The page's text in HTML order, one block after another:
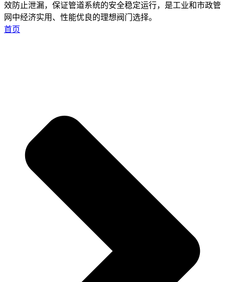
效防止泄漏，保证管道系统的安全稳定运行，是工业和市政管
网中经济实用、性能优良的理想阀门选择。
首页